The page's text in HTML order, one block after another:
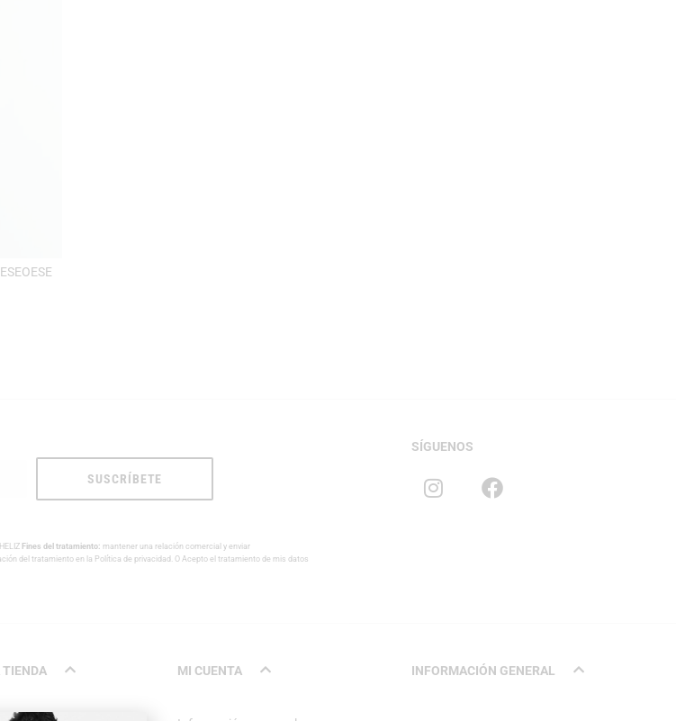
Fines del tratamiento: mantener una relación comercial y enviar
del tratamiento en la Política de privacidad . O Acepto el tratamiento de mis datos
SUSCRÍBETE
SÍGUENOS
TIENDA MI CUENTA INFORMACIÓN GENERAL